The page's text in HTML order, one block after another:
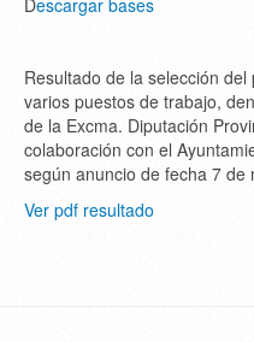
Descargar bases
Resultado de la selección
varios puestos de trabajo,
de la Excma. Diputación
colaboración con el
según anuncio de fecha 7 de
Ver pdf resultado